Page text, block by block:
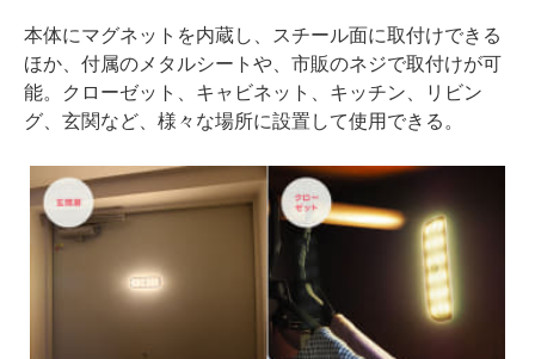
本体にマグネットを内蔵し、スチール面に取付けできる
ほか、付属のメタルシートや、市販のネジで取付けが可
能。クローゼット、キャビネット、キッチン、リビン
グ、玄関など、様々な場所に設置して使用できる。